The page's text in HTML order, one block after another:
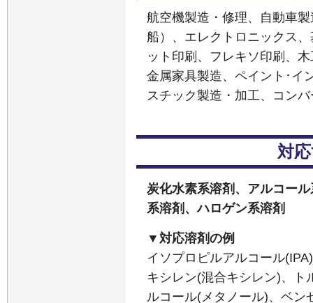
航空機製造・修理、自動車
船）、エレクトロニックス
ット印刷、フレキソ印刷、
金属家具製造、ペイント･イ
スチック製造・加工、コン
対
炭化水素系溶剤、アルコー
系溶剤、ハロゲン系溶剤
▼対応溶剤の例
イソプロピルアルコール
キシレン(混合キシレン)、
ト
ルコール(メタノール)、ベン